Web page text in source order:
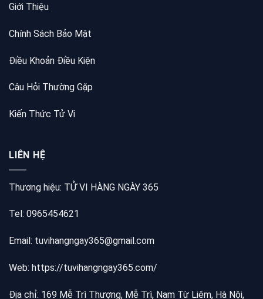
Giới Thiệu
Chính Sách Bảo Mật
Điều Khoản Điều Kiện
Câu Hỏi Thường Gặp
Kiến Thức Tử Vi
LIÊN HỆ
Thương hiệu: TỬ VI HÀNG NGÀY 365
Tel: 0965454621
Email: tuvihangngay365@gmail.com
Web: https://tuvihangngay365.com/
Địa chỉ: 169 Mễ Trì Thượng, Mễ Trì, Nam Từ Liêm, Hà Nội,